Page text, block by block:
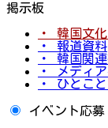
掲示板
・ 韓国文
・ 報道資料
・ 韓国関
・ メディ
・ ひとこ
イベント応募